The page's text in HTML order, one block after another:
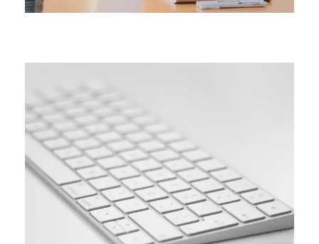
SIMPLE
Coding course